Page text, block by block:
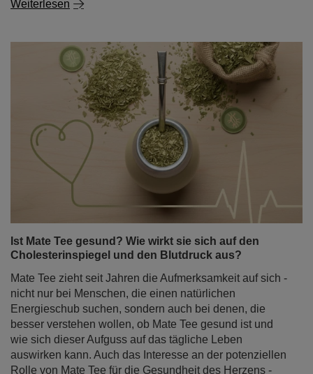
Ist Mate Tee gesund? Wie wirkt sie sich auf den
Cholesterinspiegel und den Blutdruck aus?
Mate Tee zieht seit Jahren die Aufmerksamkeit auf sich -
nicht nur bei Menschen, die einen natürlichen
Energieschub suchen, sondern auch bei denen, die
besser verstehen wollen, ob Mate Tee gesund ist und
wie sich dieser Aufguss auf das tägliche Leben
auswirken kann. Auch das Interesse an der potenziellen
Rolle von Mate Tee für die Gesundheit des Herzens -
insbesondere seine Auswirkungen auf den
Cholesterinspiegel und den Blutdruck - wächst. Es ist
daher nicht überraschend, dass Mate Tee in den letzten
Jahren Gegenstand zahlreicher wissenschaftlicher